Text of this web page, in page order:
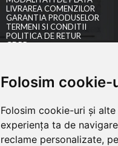
Folosim cookie-
Folosim cookie-uri și
experiența ta de
reclame personalizate,
LIVRAREA COMENZILOR
GARANTIA PRODUSELOR
TERMENI SI CONDITII
POLITICA DE RETUR
GDPR